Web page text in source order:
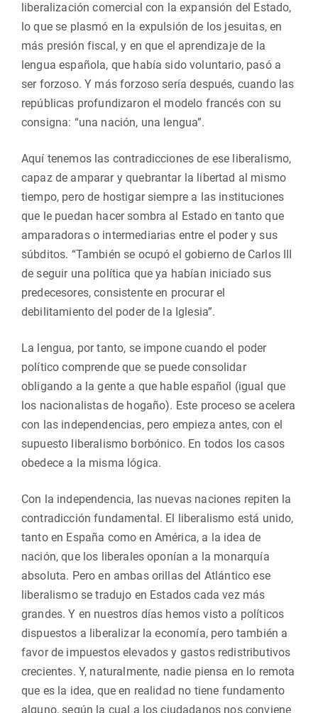
liberalización comercial con la expansión del Estado,
lo que se plasmó en la expulsión de los jesuitas, en
más presión fiscal, y en que el aprendizaje de la
lengua española, que había sido voluntario, pasó a
ser forzoso. Y más forzoso sería después, cuando las
repúblicas profundizaron el modelo francés con su
consigna: “una nación, una lengua”.
Aquí tenemos las contradicciones de ese liberalismo,
capaz de amparar y quebrantar la libertad al mismo
tiempo, pero de hostigar siempre a las instituciones
que le puedan hacer sombra al Estado en tanto que
amparadoras o intermediarias entre el poder y sus
súbditos. “También se ocupó el gobierno de Carlos III
de seguir una política que ya habían iniciado sus
predecesores, consistente en procurar el
debilitamiento del poder de la Iglesia”.
La lengua, por tanto, se impone cuando el poder
político comprende que se puede consolidar
obligando a la gente a que hable español (igual que
los nacionalistas de hogaño). Este proceso se acelera
con las independencias, pero empieza antes, con el
supuesto liberalismo borbónico. En todos los casos
obedece a la misma lógica.
Con la independencia, las nuevas naciones repiten la
contradicción fundamental. El liberalismo está unido,
tanto en España como en América, a la idea de
nación, que los liberales oponían a la monarquía
absoluta. Pero en ambas orillas del Atlántico ese
liberalismo se tradujo en Estados cada vez más
grandes. Y en nuestros días hemos visto a políticos
dispuestos a liberalizar la economía, pero también a
favor de impuestos elevados y gastos redistributivos
crecientes. Y, naturalmente, nadie piensa en lo remota
que es la idea, que en realidad no tiene fundamento
alguno, según la cual a los ciudadanos nos conviene